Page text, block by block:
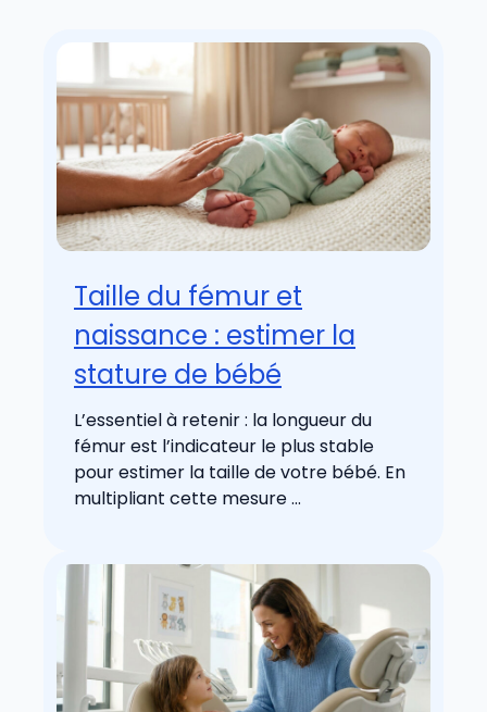
Taille du fémur et
naissance : estimer la
stature de bébé
L’essentiel à retenir : la longueur du
fémur est l’indicateur le plus stable
pour estimer la taille de votre bébé. En
multipliant cette mesure ...